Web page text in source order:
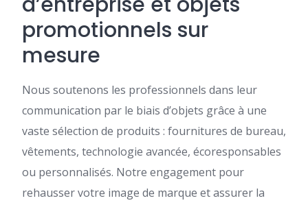
promotionnels sur
mesure
Nous soutenons les professionnels dans leur
communication par le biais d’objets grâce à une
vaste sélection de produits : fournitures de bureau,
vêtements, technologie avancée, écoresponsables
ou personnalisés. Notre engagement pour
rehausser votre image de marque et assurer la